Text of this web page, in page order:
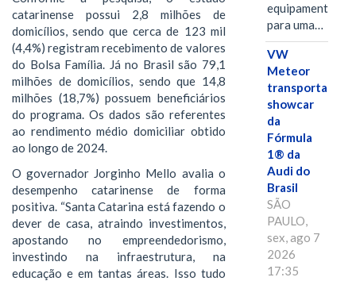
catarinense possui 2,8 milhões de
domicílios, sendo que cerca de 123 mil
(4,4%) registram recebimento de valores
do Bolsa Família. Já no Brasil são 79,1
milhões de domicílios, sendo que 14,8
milhões (18,7%) possuem beneficiários
do programa. Os dados são referentes
ao rendimento médio domiciliar obtido
ao longo de 2024.
O governador Jorginho Mello avalia o
desempenho catarinense de forma
positiva. “Santa Catarina está fazendo o
dever de casa, atraindo investimentos,
apostando no empreendedorismo,
investindo na infraestrutura, na
educação e em tantas áreas. Isso tudo
equipamentos
para uma…
VW
Meteor
transporta
showcar
da
Fórmula
1® da
Audi do
Brasil
SÃO
PAULO,
sex, ago 7
2026
17:35